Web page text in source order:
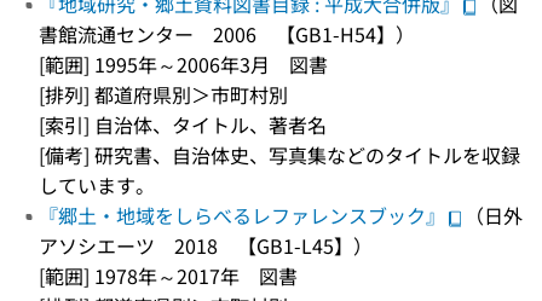
書館流通センター 2006 【GB1-H54】）
[範囲] 1995年～2006年3月 図書
[排列] 都道府県別＞市町村別
[索引] 自治体、タイトル、著者名
[備考] 研究書、自治体史、写真集などのタイトルを収録
しています。
『郷土・地域をしらべるレファレンスブック』
（日外
アソシエーツ 2018 【GB1-L45】）
[範囲] 1978年～2017年 図書